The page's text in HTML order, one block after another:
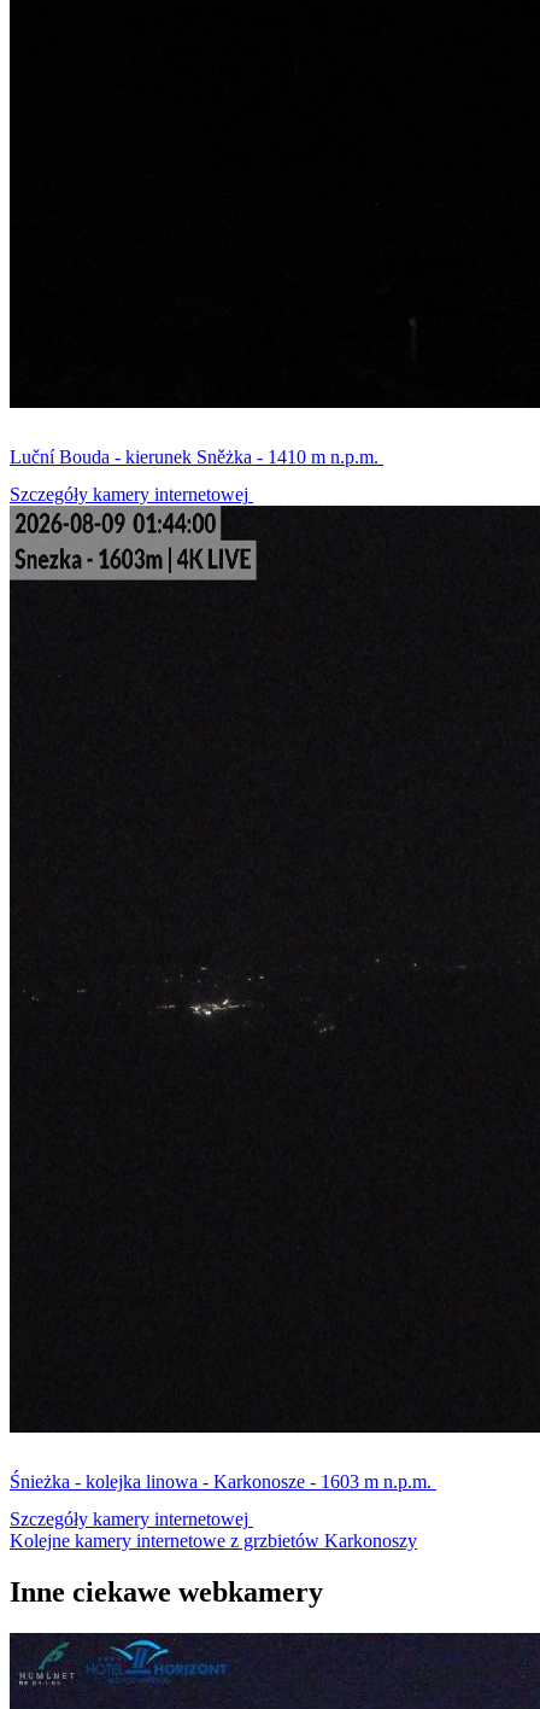
Luční Bouda - kierunek Sněżka - 1410 m n.p.m.
Szczegóły kamery internetowej
Śnieżka - kolejka linowa - Karkonosze - 1603 m n.p.m.
Szczegóły kamery internetowej
Kolejne kamery internetowe z grzbietów Karkonoszy
Inne ciekawe webkamery